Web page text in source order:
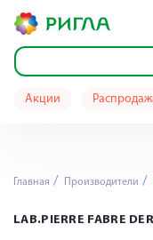
Акции
Главная Производители
LAB.PIERRE FABRE